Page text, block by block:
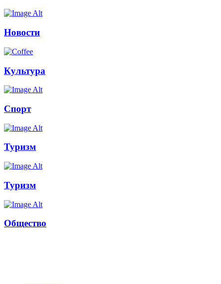
Новости
Культура
Спорт
Туризм
Туризм
Общество